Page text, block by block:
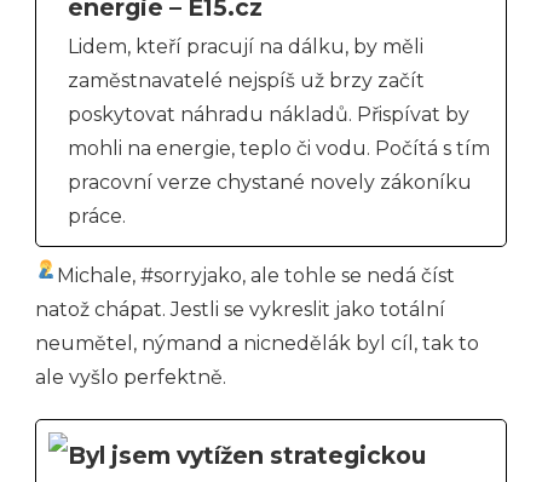
energie – E15.cz
Lidem, kteří pracují na dálku, by měli
zaměstnavatelé nejspíš už brzy začít
poskytovat náhradu nákladů. Přispívat by
mohli na energie, teplo či vodu. Počítá s tím
pracovní verze chystané novely zákoníku
práce.
Michale, #sorryjako, ale tohle se nedá číst
natož chápat. Jestli se vykreslit jako totální
neumětel, nýmand a nicnedělák byl cíl, tak to
ale vyšlo perfektně.
Byl jsem vytížen strategickou